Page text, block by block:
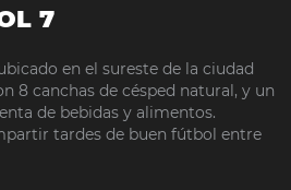
7
en el sureste de la ciudad
8 canchas de césped natural, y un
de bebidas y alimentos.
tardes de buen fútbol entre